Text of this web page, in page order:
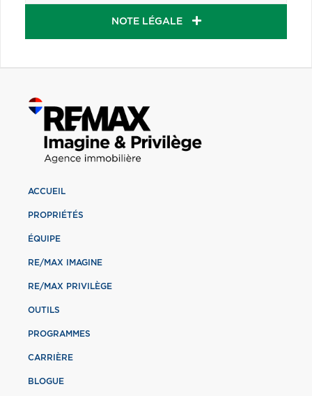
NOTE LÉGALE
ACCUEIL
PROPRIÉTÉS
ÉQUIPE
RE/MAX IMAGINE
RE/MAX PRIVILÈGE
OUTILS
PROGRAMMES
CARRIÈRE
BLOGUE